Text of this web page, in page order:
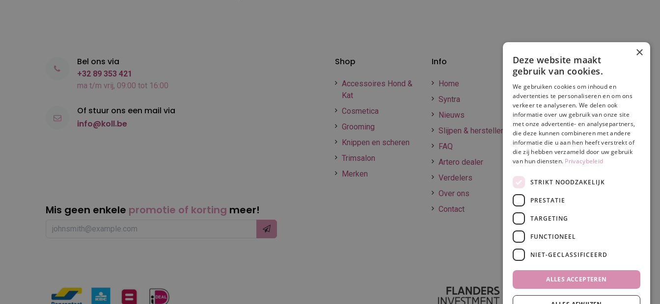
Info
Home
Syntra
Nieuws
Slijpen & herstellen
FAQ
Artero dealer
Verdelers
Over ons
Contact
Shop
Accessoires Hond &
Kat
Cosmetica
Grooming
Knippen en scheren
Trimsalon
Merken
Verzenden en
betalen
Online betalen
Retourneren
Algemene
voorwaarden
Privacy & Cookie
policy
Disclaimer
Mis geen enkele promotie of korting meer!
Bel ons via
+32 89 353 421
ma t/m vrij, 09:00 tot 16:00
Of stuur ons een mail via
info@koll.be
×
Deze website maakt
gebruik van cookies.
We gebruiken cookies om inhoud en
advertenties te personaliseren en om ons
verkeer te analyseren. We delen ook
informatie over uw gebruik van onze site
met onze advertentie- en analysepartners,
die deze kunnen combineren met andere
informatie die u aan hen heeft verstrekt of
die zij hebben verzameld door uw gebruik
van hun diensten. Privacybeleid
STRIKT NOODZAKELIJK
PRESTATIE
TARGETING
FUNCTIONEEL
NIET-GECLASSIFICEERD
ALLES ACCEPTEREN